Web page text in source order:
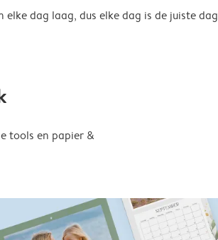
elke dag laag, dus elke dag is de juiste
tools en papier &